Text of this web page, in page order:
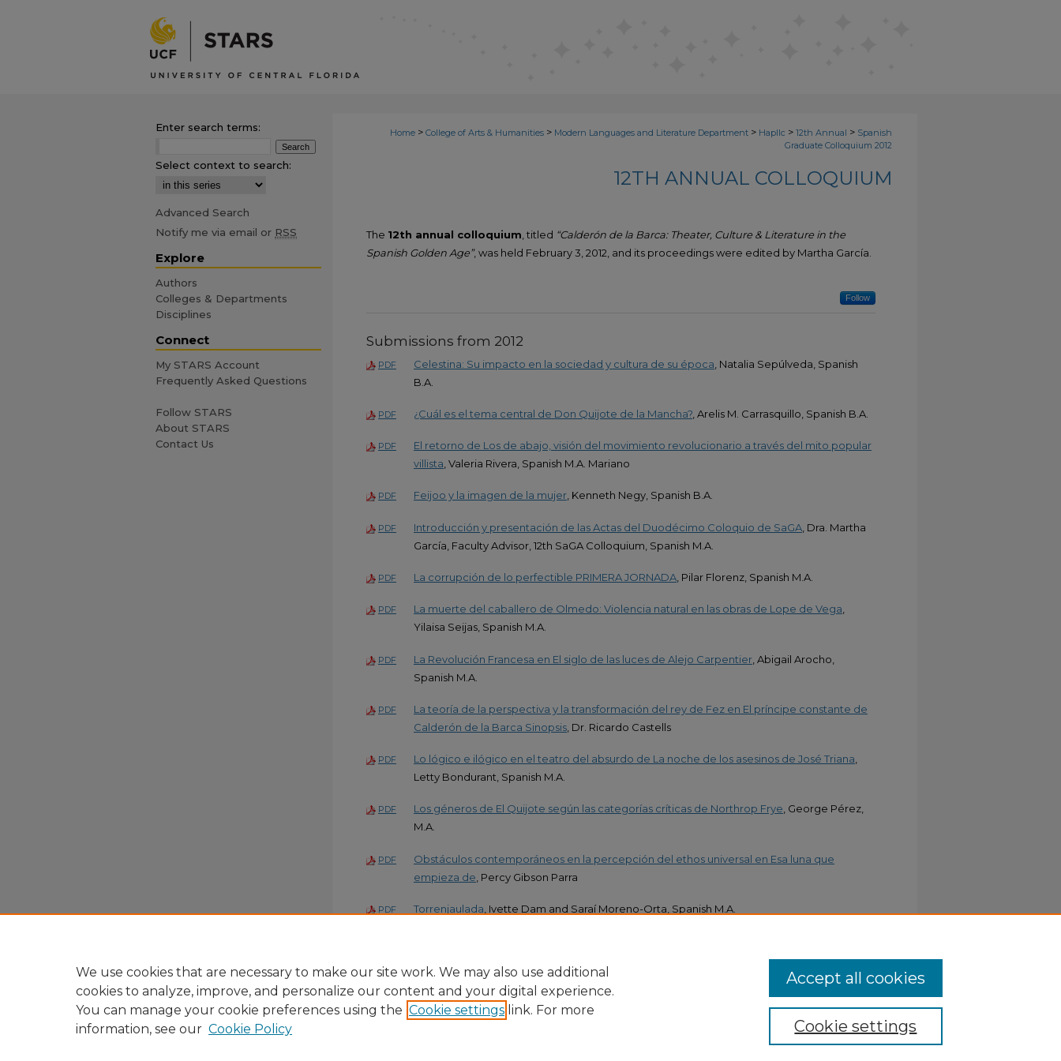
Home > College of Arts & Humanities > Modern Languages and Literature Department > Hapllc > 12th Annual > Spanish
Graduate Colloquium 2012
12TH ANNUAL COLLOQUIUM
The 12th annual colloquium , titled “Calderón de la Barca: Theater, Culture & Literature in the
Spanish Golden Age”, was held February 3, 2012 , and its proceedings were edited by Martha García
Follow
Submissions from 2012
PDF Celestina: Su impacto en la sociedad y cultura de su época , Natalia Sepúlveda, Spanish
B.A.
PDF ¿Cuál es el tema central de Don Quijote de la Mancha? , Arelis M. Carrasquillo, Spanish B.A.
PDF
El retorno de Los de abajo, visión del movimiento revolucionario a través del mito popular
villista , Valeria Rivera, Spanish M.A. Mariano
PDF Feijoo y la imagen de la mujer, Kenneth Negy, Spanish B.A.
PDF Introducción y presentación de las Actas del Duodécimo Coloquio de SaGA , Dra. Martha
García, Faculty Advisor, 12th SaGA Colloquium, Spanish M.A.
PDF La corrupción de lo perfectible PRIMERA JORNADA , Pilar Florenz, Spanish M.A.
PDF La muerte del caballero de Olmedo: Violencia natural en las obras de Lope de Vega,
Yilaisa Seijas, Spanish M.A.
PDF La Revolución Francesa en El siglo de las luces de Alejo Carpentier , Abigail Arocho,
Spanish M.A.
PDF
La teoría de la perspectiva y la transformación del rey de Fez en El príncipe constante de
Calderón de la Barca Sinopsis , Dr. Ricardo Castells
PDF Lo lógico e ilógico en el teatro del absurdo de La noche de los asesinos de José Triana
Letty Bondurant, Spanish M.A.
PDF Los géneros de El Quijote según las categorías críticas de Northrop Frye, George Pérez,
M.A.
PDF
Obstáculos contemporáneos en la percepción del ethos universal en Esa luna que
empieza de , Percy Gibson Parra
PDF Torrenjaulada , Ivette Dam and Saraí Moreno-Orta, Spanish M.A.
Enter search terms:
Select context to search:
Advanced Search
Notify me via email or RSS
Explore
Authors
Colleges & Departments
Disciplines
Connect
My STARS Account
Frequently Asked Questions
Follow STARS
About STARS
Contact Us
We use cookies that are necessary to make our site work. We may also use additional
cookies to analyze, improve, and personalize our content and your digital experience.
You can manage your cookie preferences using the Cookie settings link. For more
information, see our Cookie Policy Cookie settings
Accept all cookies